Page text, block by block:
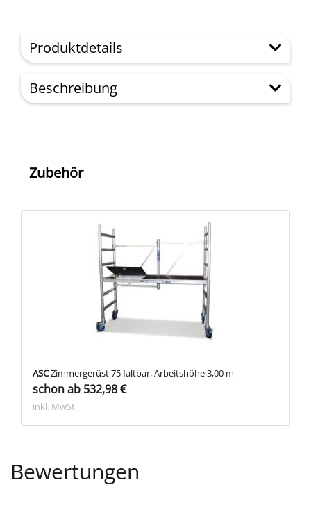
Produktdetails
Beschreibung
Zubehör
ASCZimmergerüst 75 faltbar, Arbeitshöhe 3,00 m
schon ab 532,98 €
inkl. MwSt.
Bewertungen